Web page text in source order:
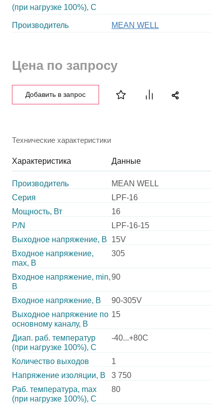
(при нагрузке 100%), C
Производитель MEAN WELL
Цена по запросу
Добавить в запрос
Технические характеристики
Характеристика Данные
Производитель
MEAN WELL
Серия
LPF-16
Мощность, Вт
16
P/N
LPF-16-15
Выходное напряжение, В
15V
Входное напряжение,
max, В
305
Входное напряжение, min,
В
90
Входное напряжение, В
90-305V
Выходное напряжение по
основному каналу, В
15
Диап. раб. температур
(при нагрузке 100%), C
-40...+80C
Количество выходов
1
Напряжение изоляции, В
3 750
Раб. температура, max
(при нагрузке 100%), C
80